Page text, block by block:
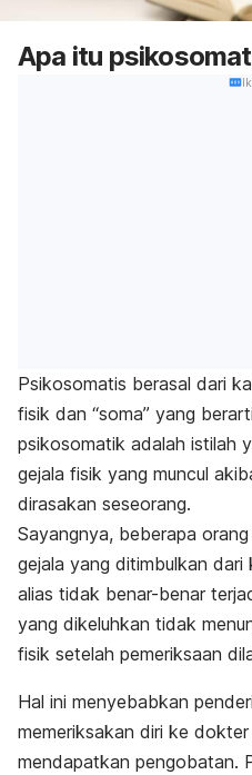
Apa itu
Psikosomatis berasal dari
fisik dan “soma” yang
psikosomatik adalah istilah
gejala fisik yang muncul
dirasakan seseorang.
Sayangnya, beberapa
gejala yang ditimbulkan
alias tidak benar-benar
yang dikeluhkan tidak
fisik setelah pemeriksaan
Hal ini menyebabkan
memeriksakan diri ke
mendapatkan pengobatan.